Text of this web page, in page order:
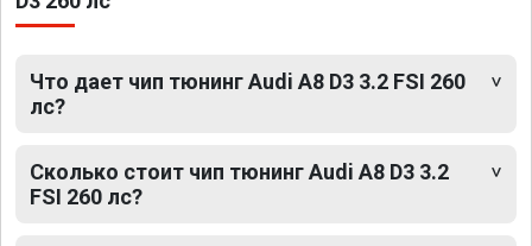
Что дает чип тюнинг Audi A8 D3 3.2 FSI 260
лс?
Сколько стоит чип тюнинг Audi A8 D3 3.2
FSI 260 лс?